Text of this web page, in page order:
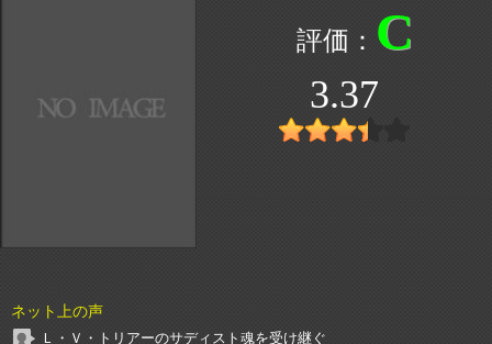
C
3.37
ネット上の声
Ｌ・Ｖ・トリアーのサディスト魂を受け継ぐ